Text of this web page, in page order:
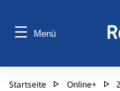
Menü
Startseite Online+